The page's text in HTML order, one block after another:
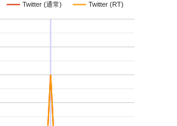
Twitter (通常) Twitter (RT)